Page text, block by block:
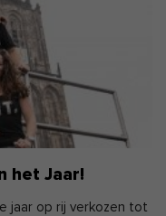
het Jaar!
jaar op rij verkozen tot